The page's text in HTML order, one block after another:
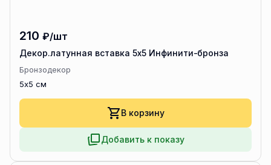
210 ₽/шт
Декор.латунная вставка 5х5 Инфинити-бронза
Бронзодекор
5x5 см
В корзину
Добавить к показу